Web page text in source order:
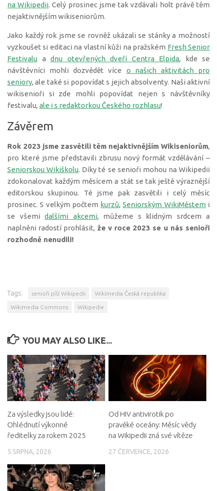
na Wikipedii. Celý prosinec jsme tak vzdávali holt právě těm
nejaktivnějším wikiseniorům.
Jako každý rok jsme se rovněž ukázali se stánky a možností
vyzkoušet si editaci na vlastní kůži na pražském Fresh Senior
Festivalu a dnu otevřených dveří Centra Elpida, kde se
návštěvníci mohli dozvědět více o našich aktivitách pro
seniory, ale také si popovídat s jejich absolventy. Naši aktivní
wikisenioři si zde mohli popovídat nejen s návštěvníky
festivalu, ale i s redaktorkou Českého rozhlasu!
Závěrem
Rok 2023 jsme zasvětili těm nejaktivnějším Wikiseniorům,
pro které jsme představili zbrusu nový formát vzdělávání –
Seniorskou Wikiškolu. Díky té se senioři mohou na Wikipedii
zdokonalovat každým měsícem a stát se tak ještě výraznější
editorskou skupinou. Té jsme pak zasvětili i celý měsíc
prosinec. S velkým počtem kurzů,Seniorským WikiMěstemi
se všemi dalšími akcemi, můžeme s klidným srdcem a
naplněni radostí prohlásit, že v roce 2023 se u nás senioři
rozhodně nenudili!
Tags: senioři píší Wikipedii Wikimedia Česká republika
Wikimedia Commons Wikipedie
YOU MAY ALSO LIKE...
Za výsledky jsou lidé:
Ohlédnutí výkonné
ředitelky za rokem 2025
5 SRPNA, 2026
Od HIV antivirotik po
pravěké oceány: Měsíc vědy
na Wikipedii zná své vítěze
27 ČERVENCE, 2026